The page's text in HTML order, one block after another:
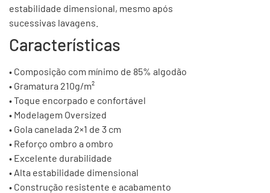
estabilidade dimensional, mesmo após
sucessivas lavagens.
Características
• Composição com mínimo de 85% algodão
• Gramatura 210g/m²
• Toque encorpado e confortável
• Modelagem Oversized
• Gola canelada 2×1 de 3 cm
• Reforço ombro a ombro
• Excelente durabilidade
• Alta estabilidade dimensional
• Construção resistente e acabamento